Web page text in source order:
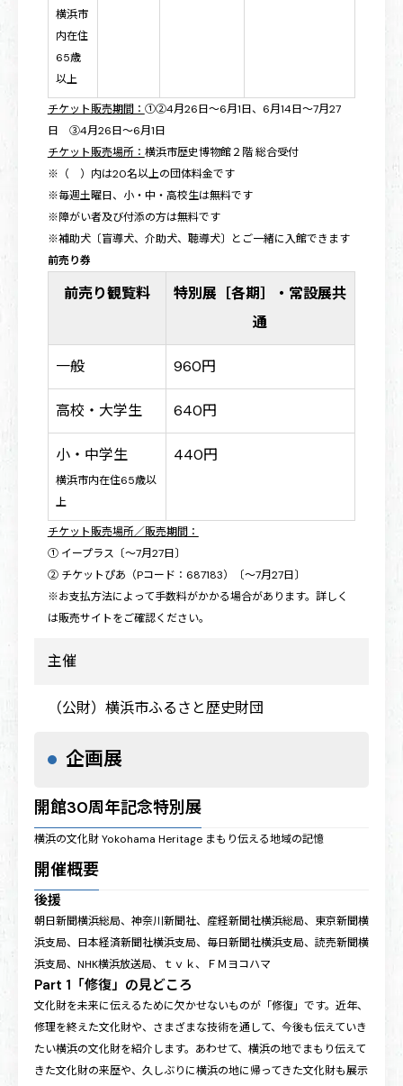
横浜市
内在住
65歳
以上
チケット販売期間： ①②4月26日～6月1日、6月14日～7月27
日 ③4月26日～6月1日
チケット販売場所： 横浜市歴史博物館２階 総合受付
※（ ）内は20名以上の団体料金です
※毎週土曜日、小・中・高校生は無料です
※障がい者及び付添の方は無料です
※補助犬〔盲導犬、介助犬、聴導犬〕とご一緒に入館できます
前売り券
前売り観覧料
特別展［各期］・常設展共
通
一般 960円
高校・大学生 640円
小・中学生
横浜市内在住65歳以
上
440円
チケット販売場所／販売期間：
① イープラス〔～7月27日〕
② チケットぴあ（Pコード：687183）〔～7月27日〕
※お支払方法によって手数料がかかる場合があります。詳しく
は販売サイトをご確認ください。
主催
（公財）横浜市ふるさと歴史財団
企画展
開館30周年記念特別展
横浜の文化財 Yokohama Heritage まもり伝える地域の記憶
開催概要
後援
朝日新聞横浜総局、神奈川新聞社、産経新聞社横浜総局、東京新聞横
浜支局、日本経済新聞社横浜支局、毎日新聞社横浜支局、読売新聞横
浜支局、NHK横浜放送局、ｔｖｋ、ＦＭヨコハマ
Part 1「修復」の見どころ
文化財を未来に伝えるために欠かせないものが「修復」です。近年、
修理を終えた文化財や、さまざまな技術を通して、今後も伝えていき
たい横浜の文化財を紹介します。あわせて、横浜の地でまもり伝えて
きた文化財の来歴や、久しぶりに横浜の地に帰ってきた文化財も展示